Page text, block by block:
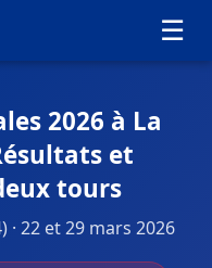
☰
2026 à La
et
tours
· 22 et 29 mars 2026